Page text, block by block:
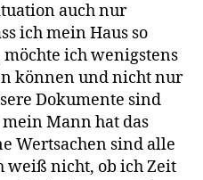
auch nur
ich mein Haus so
ich wenigstens
können und nicht nur
Dokumente sind
Mann hat das
Wertsachen sind alle
weiß nicht, ob ich Zeit